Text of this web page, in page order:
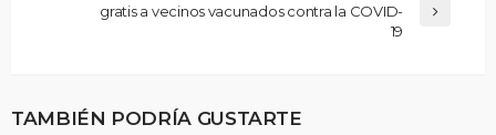
gratis a vecinos vacunados contra la COVID-
19
TAMBIÉN PODRÍA GUSTARTE